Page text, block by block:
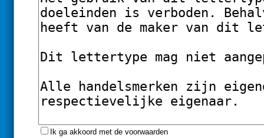
Ik ga akkoord met de voorwaarden